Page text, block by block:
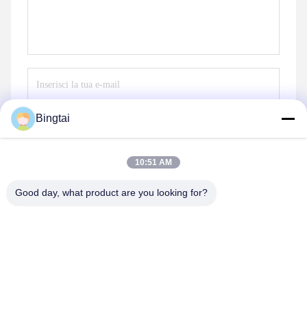
Invia
Bingtai
10:51 AM
Good day, what product are you looking for?